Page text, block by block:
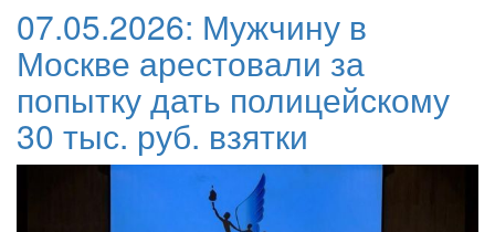
07.05.2026: Мужчину в
Москве арестовали за
попытку дать полицейскому
30 тыс. руб. взятки